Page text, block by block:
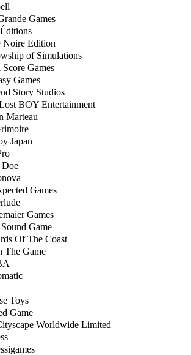
Games
Noire Edition
of Simulations
Score Games
Games
Story Studios
BOY Entertainment
Marteau
Japan
Doe
Games
Games
Game
Of The Coast
The Game
Toys
Game
Worldwide Limited
+